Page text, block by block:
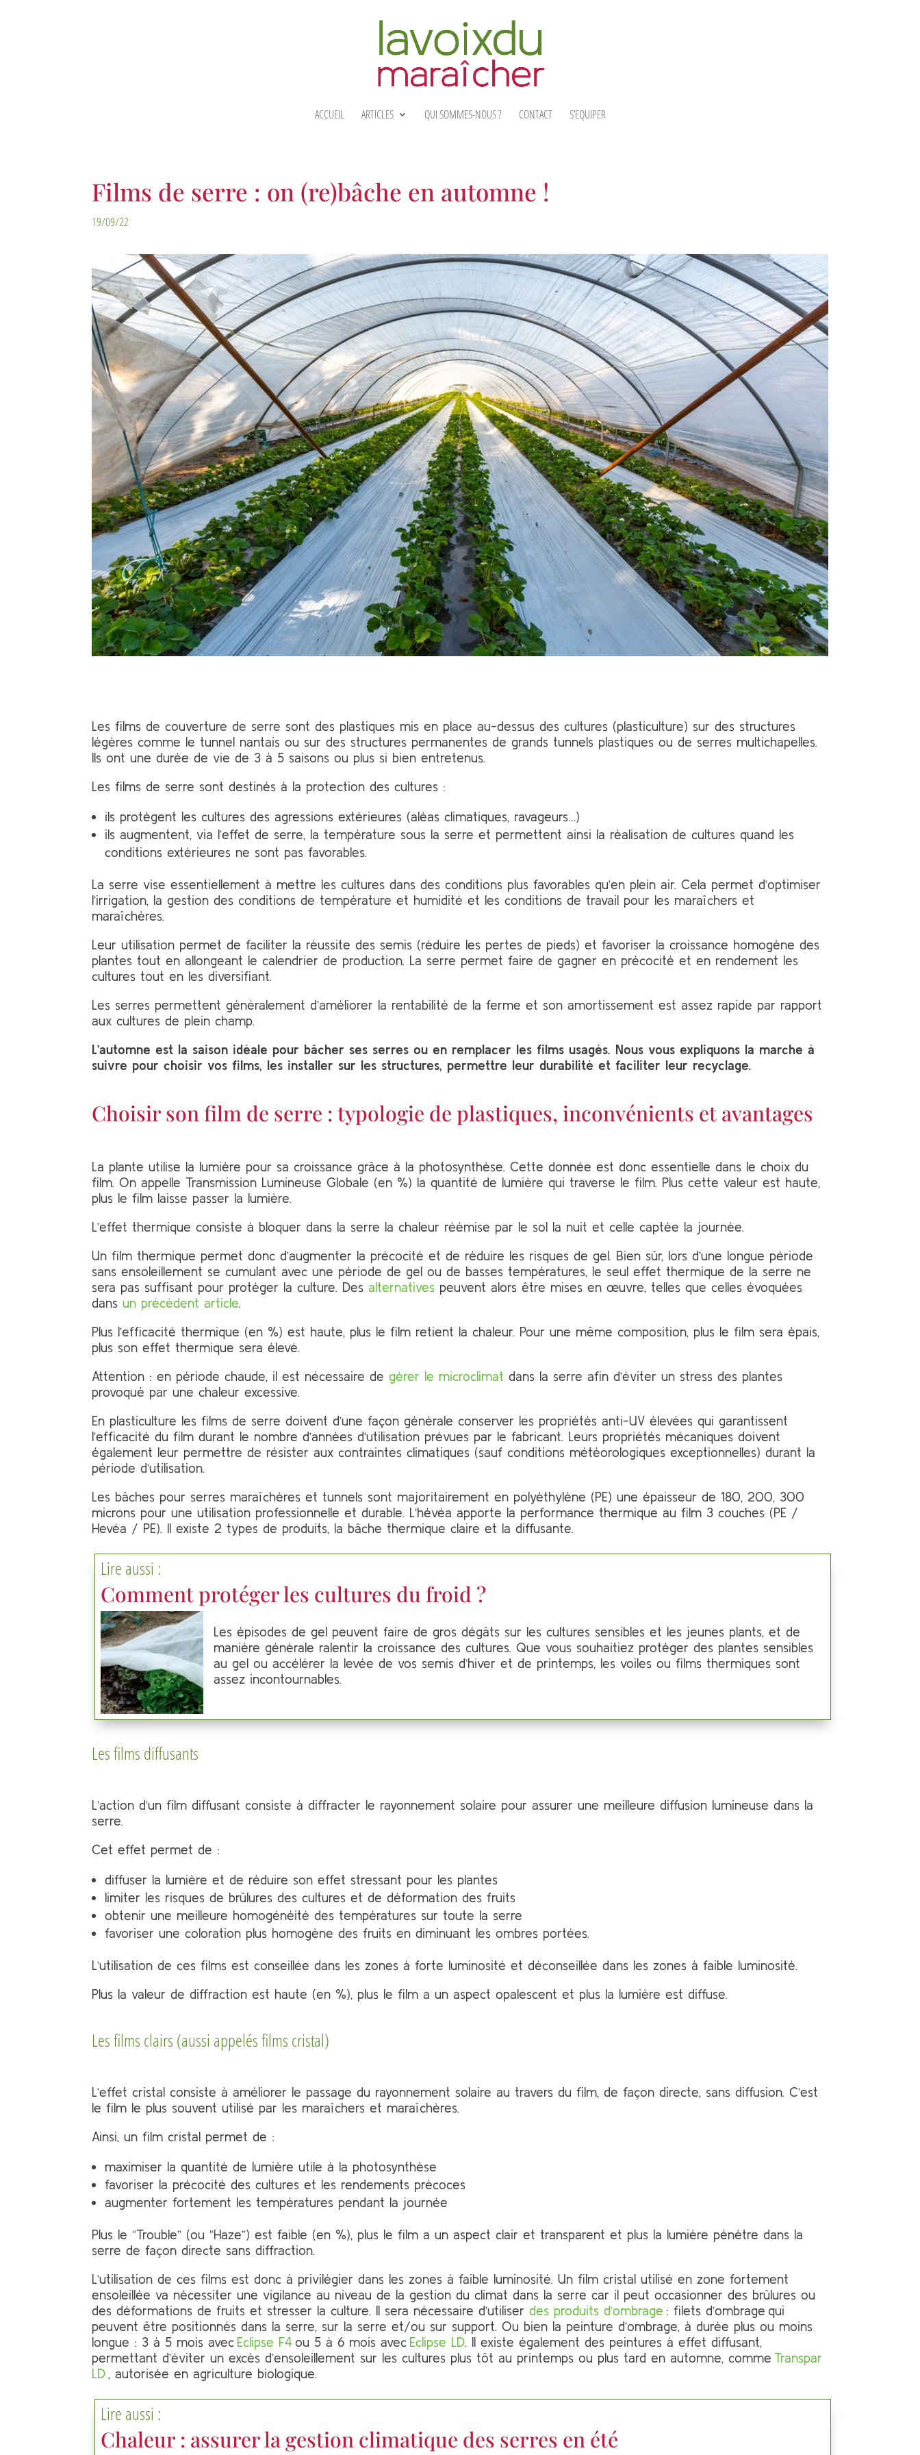
ACCUEIL ARTICLES QUI SOMMES-NOUS ? CONTACT S’EQUIPER
Films de serre : on (re)bâche en automne !
19/09/22
Les films de couverture de serre sont des plastiques mis en place au-dessus des cultures (plasticulture) sur des structures
légères comme le tunnel nantais ou sur des structures permanentes de grands tunnels plastiques ou de serres multichapelles.
Ils ont une durée de vie de 3 à 5 saisons ou plus si bien entretenus.
Les films de serre sont destinés à la protection des cultures :
ils protègent les cultures des agressions extérieures (aléas climatiques, ravageurs…)
ils augmentent, via l’effet de serre, la température sous la serre et permettent ainsi la réalisation de cultures quand les
conditions extérieures ne sont pas favorables.
La serre vise essentiellement à mettre les cultures dans des conditions plus favorables qu’en plein air. Cela permet d’optimiser
l’irrigation, la gestion des conditions de température et humidité et les conditions de travail pour les maraîchers et
maraîchères.
Leur utilisation permet de faciliter la réussite des semis (réduire les pertes de pieds) et favoriser la croissance homogène des
plantes tout en allongeant le calendrier de production. La serre permet faire de gagner en précocité et en rendement les
cultures tout en les diversifiant.
Les serres permettent généralement d’améliorer la rentabilité de la ferme et son amortissement est assez rapide par rapport
aux cultures de plein champ.
L’automne est la saison idéale pour bâcher ses serres ou en remplacer les films usagés. Nous vous expliquons la marche à
suivre pour choisir vos films, les installer sur les structures, permettre leur durabilité et faciliter leur recyclage.
Choisir son film de serre : typologie de plastiques, inconvénients et avantages
La plante utilise la lumière pour sa croissance grâce à la photosynthèse. Cette donnée est donc essentielle dans le choix du
film. On appelle Transmission Lumineuse Globale (en %) la quantité de lumière qui traverse le film. Plus cette valeur est haute,
plus le film laisse passer la lumière.
L’effet thermique consiste à bloquer dans la serre la chaleur réémise par le sol la nuit et celle captée la journée.
Un film thermique permet donc d’augmenter la précocité et de réduire les risques de gel. Bien sûr, lors d’une longue période
sans ensoleillement se cumulant avec une période de gel ou de basses températures, le seul effet thermique de la serre ne
sera pas suffisant pour protéger la culture. Desalternatives peuvent alors être mises en œuvre, telles que celles évoquées
dansun précédent article.
Plus l’efficacité thermique (en %) est haute, plus le film retient la chaleur. Pour une même composition, plus le film sera épais,
plus son effet thermique sera élevé.
Attention : en période chaude, il est nécessaire degérer le microclimat dans la serre afin d’éviter un stress des plantes
provoqué par une chaleur excessive.
En plasticulture les films de serre doivent d’une façon générale conserver les propriétés anti-UV élevées qui garantissent
l’efficacité du film durant le nombre d’années d’utilisation prévues par le fabricant. Leurs propriétés mécaniques doivent
également leur permettre de résister aux contraintes climatiques (sauf conditions météorologiques exceptionnelles) durant la
période d’utilisation.
Les bâches pour serres maraîchères et tunnels sont majoritairement en polyéthylène (PE) une épaisseur de 180, 200, 300
microns pour une utilisation professionnelle et durable. L’hévéa apporte la performance thermique au film 3 couches (PE /
Hevéa / PE). Il existe 2 types de produits, la bâche thermique claire et la diffusante.
Lire aussi :
Comment protéger les cultures du froid ?
Les épisodes de gel peuvent faire de gros dégâts sur les cultures sensibles et les jeunes plants, et de
manière générale ralentir la croissance des cultures. Que vous souhaitiez protéger des plantes sensibles
au gel ou accélérer la levée de vos semis d’hiver et de printemps, les voiles ou films thermiques sont
assez incontournables.
Les films diffusants
L’action d’un film diffusant consiste à diffracter le rayonnement solaire pour assurer une meilleure diffusion lumineuse dans la
serre.
Cet effet permet de :
diffuser la lumière et de réduire son effet stressant pour les plantes
limiter les risques de brûlures des cultures et de déformation des fruits
obtenir une meilleure homogénéité des températures sur toute la serre
favoriser une coloration plus homogène des fruits en diminuant les ombres portées.
L’utilisation de ces films est conseillée dans les zones à forte luminosité et déconseillée dans les zones à faible luminosité.
Plus la valeur de diffraction est haute (en %), plus le film a un aspect opalescent et plus la lumière est diffuse.
Les films clairs (aussi appelés films cristal)
L’effet cristal consiste à améliorer le passage du rayonnement solaire au travers du film, de façon directe, sans diffusion. C’est
le film le plus souvent utilisé par les maraîchers et maraîchères.
Ainsi, un film cristal permet de :
maximiser la quantité de lumière utile à la photosynthèse
favoriser la précocité des cultures et les rendements précoces
augmenter fortement les températures pendant la journée
Plus le “Trouble” (ou “Haze”) est faible (en %), plus le film a un aspect clair et transparent et plus la lumière pénètre dans la
serre de façon directe sans diffraction.
L’utilisation de ces films est donc à privilégier dans les zones à faible luminosité. Un film cristal utilisé en zone fortement
ensoleillée va nécessiter une vigilance au niveau de la gestion du climat dans la serre car il peut occasionner des brûlures ou
des déformations de fruits et stresser la culture. Il sera nécessaire d’utiliserdes produits d’ombrage : filets d’ombrage qui
peuvent être positionnés dans la serre, sur la serre et/ou sur support. Ou bien la peinture d’ombrage, à durée plus ou moins
longue : 3 à 5 mois avec Eclipse F4ou 5 à 6 mois avec Eclipse LD. Il existe également des peintures à effet diffusant,
permettant d’éviter un excès d’ensoleillement sur les cultures plus tôt au printemps ou plus tard en automne, commeTranspar
LD, autorisée en agriculture biologique.
Lire aussi :
Chaleur : assurer la gestion climatique des serres en été